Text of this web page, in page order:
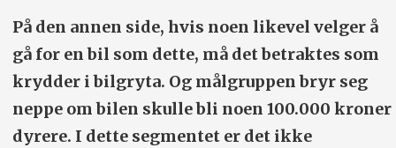
På den annen side, hvis noen likevel velger å
gå for en bil som dette, må det betraktes som
krydder i bilgryta. Og målgruppen bryr seg
neppe om bilen skulle bli noen 100.000 kroner
dyrere. I dette segmentet er det ikke